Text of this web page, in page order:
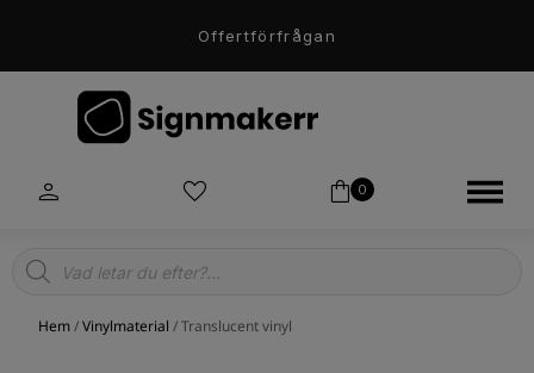
Offertförfrågan
0
Products
search
Hem/Vinylmaterial / Translucent vinyl